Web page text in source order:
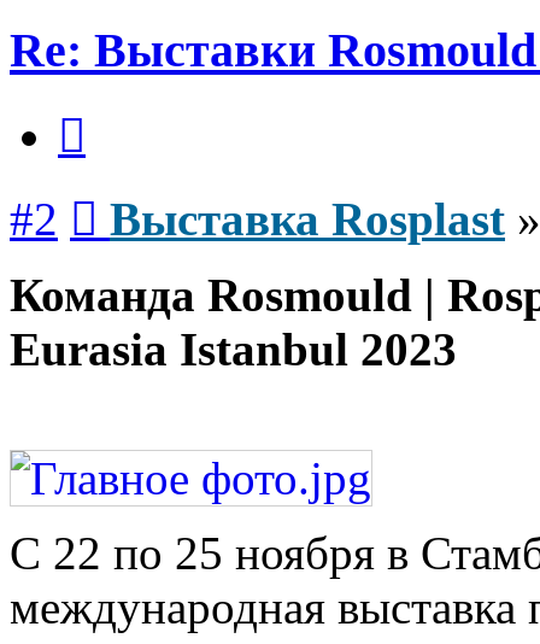
Re: Выставки
#2 Выставка Rosplast
Команда Rosmould |
Eurasia Istanbul 2023
С 22 по 25 ноября в
международная выставка